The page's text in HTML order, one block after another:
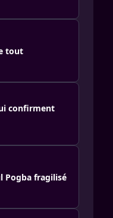
tout
confirment
Pogba fragilisé